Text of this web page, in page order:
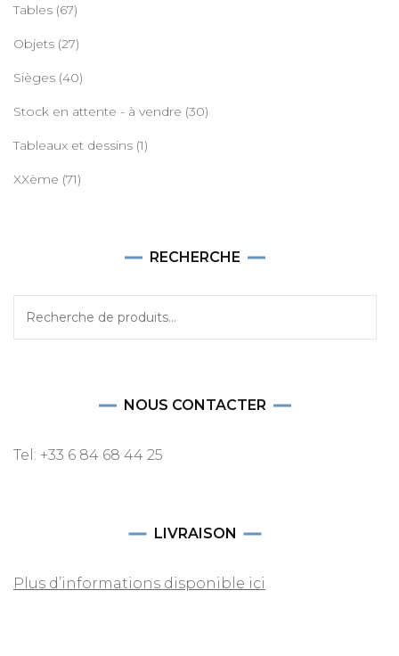
Tables (67)
Objets (27)
Sièges (40)
Stock en attente - à vendre (30)
Tableaux et dessins (1)
XXème (71)
RECHERCHE
NOUS CONTACTER
Tel: +33 6 84 68 44 25
LIVRAISON
Plus d’informations disponible ici